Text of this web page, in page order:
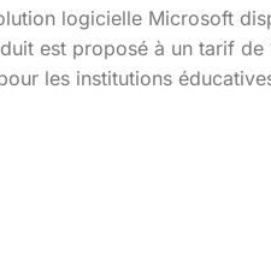
logicielle Microsoft
est proposé à un tarif de
les institutions